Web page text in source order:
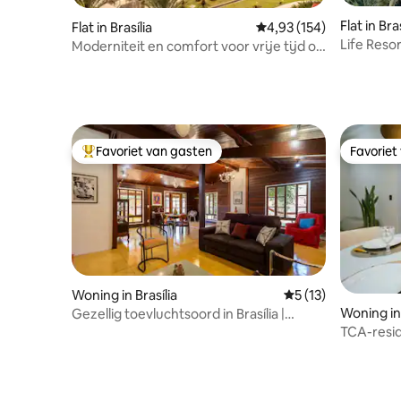
Flat in Brasília Gemiddelde
4,93 (154)
Moderniteit en comfort voor vrije tijd of
Flat in
Life
Topfavoriet van gasten
Favoriet van gasten
Woning in Brasília Gemiddelde
5 (13)
Gezellig toevluchtsoord in Brasília |
Woning
TCA-